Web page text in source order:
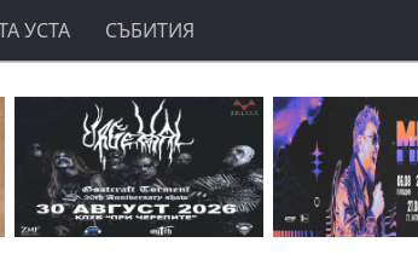
УСТА СЪБИТИЯ